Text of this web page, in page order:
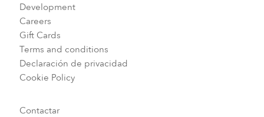
Development
Careers
Gift Cards
Terms and conditions
Declaración de privacidad
Cookie Policy
Contactar